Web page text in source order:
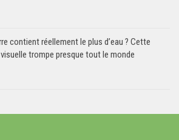
contient réellement le plus d’eau ? Cette
trompe presque tout le monde